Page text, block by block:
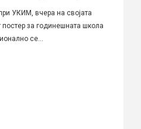
УКИМ, вчера на својата
постер за годинешната школа
се...